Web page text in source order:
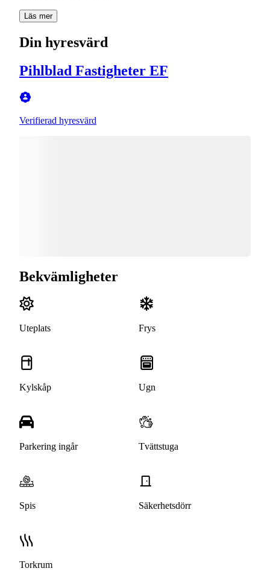
Läs mer
Din hyresvärd
Pihlblad Fastigheter EF
Verifierad hyresvärd
Bekvämligheter
Uteplats Frys
Kylskåp Ugn
Parkering ingår Tvättstuga
Spis Säkerhetsdörr
Torkrum